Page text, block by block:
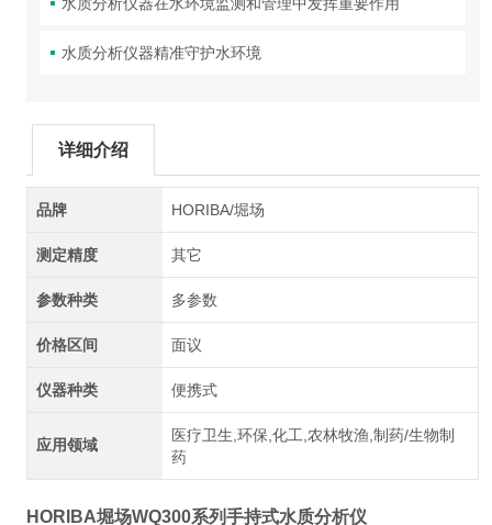
水质分析仪器在水环境监测和管理中发挥重要作用
水质分析仪器精准守护水环境
详细介绍
品牌 HORIBA/堀场
测定精度 其它
参数种类 多参数
价格区间 面议
仪器种类 便携式
应用领域
医疗卫生,环保,化工,农林牧渔,制药/生物制
药
HORIBA堀场WQ300系列手持式水质分析仪